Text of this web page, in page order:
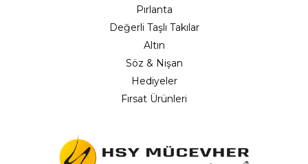
Pırlanta
Değerli Taşlı Takılar
Altın
Söz & Nişan
Hediyeler
Fırsat Ürünleri